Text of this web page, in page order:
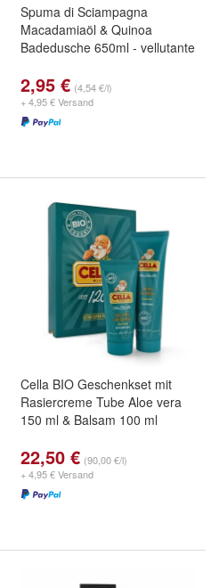
Spuma di Sciampagna
Macadamiaöl & Quinoa
Badedusche 650ml - vellutante
2,95 € (4,54 €/l)
+ 4,95 € Versand
Cella BIO Geschenkset mit
Rasiercreme Tube Aloe vera
150 ml & Balsam 100 ml
22,50 € (90,00 €/l)
+ 4,95 € Versand